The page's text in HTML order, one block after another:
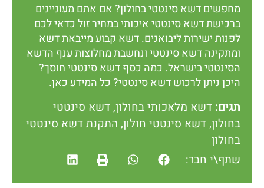
מחפשים דשא סינטטי בחולון? אם אתם מעוניינים
ברכישת דשא סינטטי איכותי במחיר זול כדאי לכם
לפנות ישירות ליבואנים. דשא קבוע מייבאת דשא
ומתקינה דשא סינטטי ונחשבת מחלוצות ענף הדשא
הסינטטי בישראל. כמה כסף דשא סינטטי חוסך?
היכן ניתן לרכוש דשא סינטטי? כל המידע כאן.
תגים: דשא מלאכותי בחולון,דשא סינטטי
בחולון,דשא סינטטי חולון, התקנת דשא סינטטי
בחולון
שתף\י חבר: